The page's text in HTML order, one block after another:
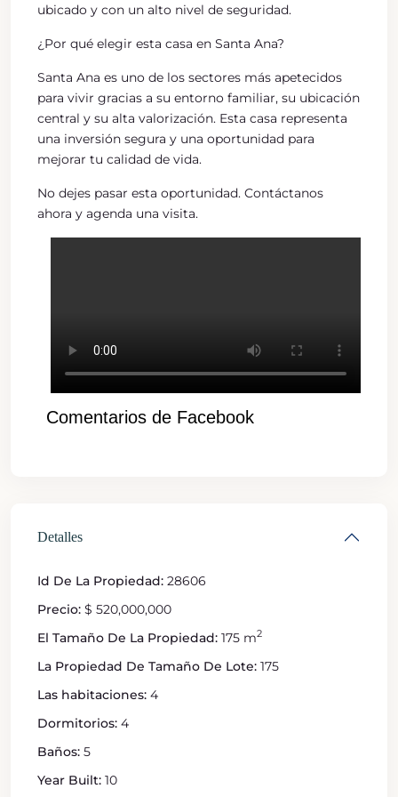
ubicado y con un alto nivel de seguridad.
¿Por qué elegir esta casa en Santa Ana?
Santa Ana es uno de los sectores más apetecidos
para vivir gracias a su entorno familiar, su ubicación
central y su alta valorización. Esta casa representa
una inversión segura y una oportunidad para
mejorar tu calidad de vida.
No dejes pasar esta oportunidad. Contáctanos
ahora y agenda una visita.
Comentarios de Facebook
Detalles
Id De La Propiedad: 28606
Precio: $ 520,000,000
El Tamaño De La Propiedad: 175 m2
La Propiedad De Tamaño De Lote: 175
Las habitaciones: 4
Dormitorios: 4
Baños: 5
Year Built: 10